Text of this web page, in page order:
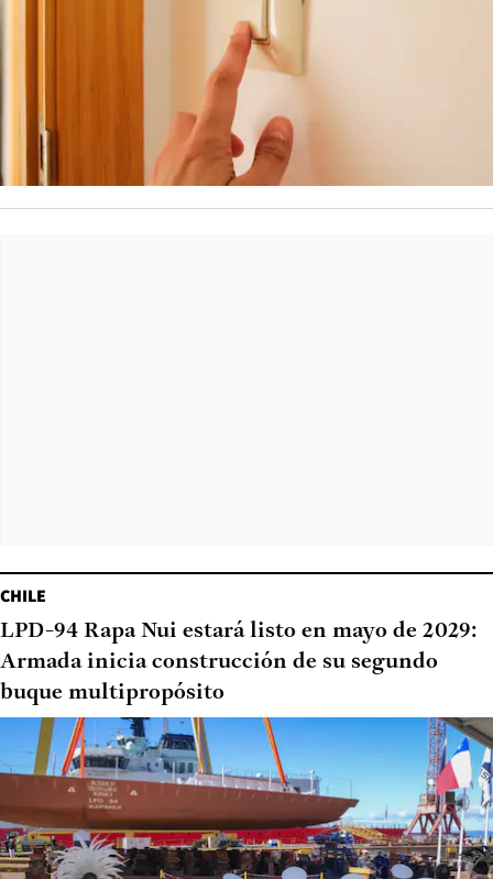
CHILE
LPD-94 Rapa Nui estará listo en mayo de 2029:
Armada inicia construcción de su segundo
buque multipropósito